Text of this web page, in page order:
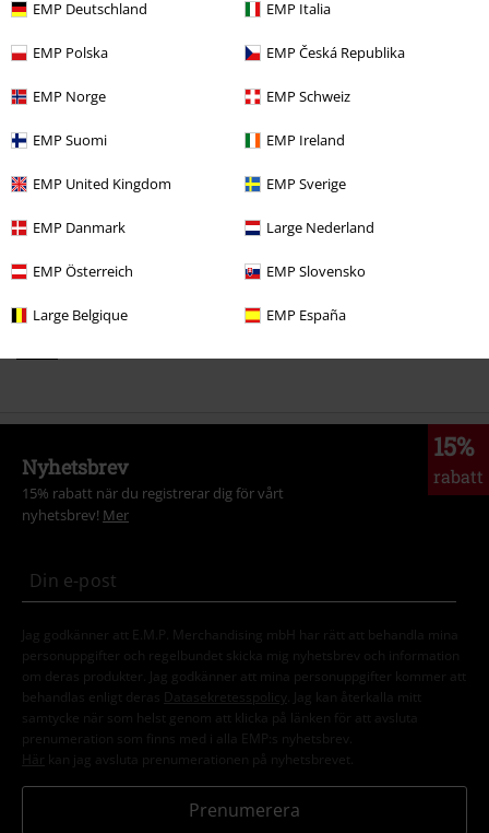
EMP Deutschland EMP Italia
EMP Polska EMP Česká Republika
EMP Norge EMP Schweiz
EMP Suomi EMP Ireland
EMP United Kingdom EMP Sverige
EMP Danmark Large Nederland
EMP Österreich EMP Slovensko
Large Belgique EMP España
More categories. More options.
Klädmärken
Klädmärken Tjejer
Klädmärken Märken från EMP T-shirts & Toppar Toppar
Rea % Tjejer Kläder T-shirts & Toppar Toppar
Klädmärken Märken från EMP Tjejer
Black Premium by EMP
15%
rabatt
Nyhetsbrev
15% rabatt när du registrerar dig för vårt
nyhetsbrev! Mer
personuppgifter och regelbundet skicka mig nyhetsbrev och information
om deras produkter. Jag godkänner att mina personuppgifter kommer att
behandlas enligt deras Datasekretesspolicy
. Jag kan återkalla mitt
samtycke när som helst genom att klicka på länken för att avsluta
prenumeration som finns med i alla EMP:s nyhetsbrev.
Här kan jag avsluta prenumerationen på nyhetsbrevet.
Prenumerera